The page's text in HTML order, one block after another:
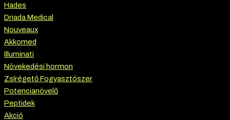
Hades
Driada Medical
Nouveaux
Akkomed
Illuminati
Növekedési hormon
Zsírégető Fogyasztószer
Potencianövelő
Peptidek
Akció